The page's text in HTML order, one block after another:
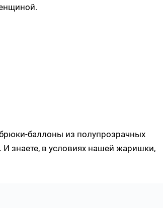
баллоны из полупрозрачных
знаете, в условиях нашей жаришки,